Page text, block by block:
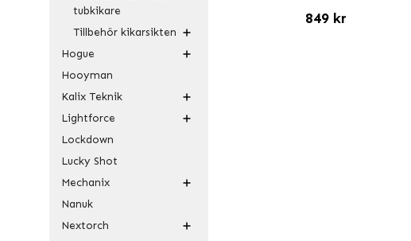
tubkikare
Tillbehör kikarsikten
Hogue
Hooyman
Kalix Teknik
Lightforce
Lockdown
Lucky Shot
Mechanix
Nanuk
Nextorch
849 kr